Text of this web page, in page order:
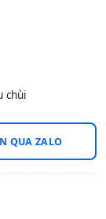
chùi
QUA ZALO